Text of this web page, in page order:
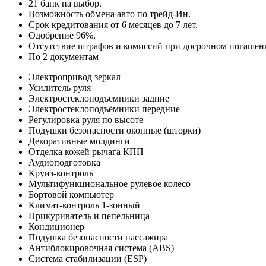
21 банк на выбор.
Возможность обмена авто по трейд-Ин.
Срок кредитования от 6 месяцев до 7 лет.
Одобрение 96%.
Отсутствие штрафов и комиссий при досрочном
По 2 документам
Электропривод зеркал
Усилитель руля
Электростеклоподъемники задние
Электростеклоподъёмники передние
Регулировка руля по высоте
Подушки безопасности оконные (шторки)
Декоративные молдинги
Отделка кожей рычага КПП
Аудиоподготовка
Круиз-контроль
Мультифункциональное рулевое колесо
Бортовой компьютер
Климат-контроль 1-зонный
Прикуриватель и пепельница
Кондиционер
Подушка безопасности пассажира
Антиблокировочная система (ABS)
Система стабилизации (ESP)